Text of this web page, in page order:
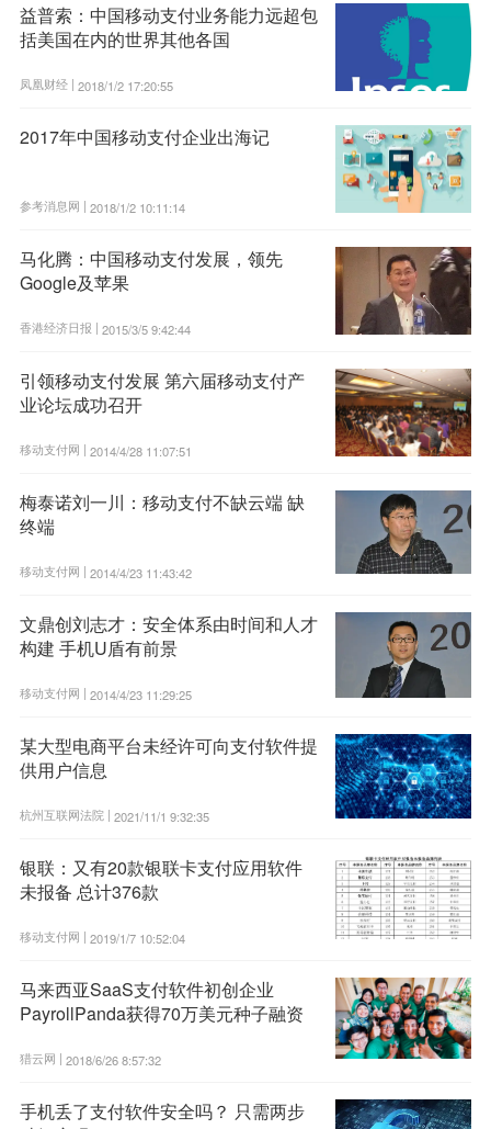
益普索：中国移动支付业务能力远超包
括美国在内的世界其他各国
凤凰财经 | 2018/1/2 17:20:55
2017年中国移动支付企业出海记
参考消息网 | 2018/1/2 10:11:14
马化腾：中国移动支付发展，领先
Google及苹果
香港经济日报 | 2015/3/5 9:42:44
引领移动支付发展 第六届移动支付产
业论坛成功召开
移动支付网 | 2014/4/28 11:07:51
梅泰诺刘一川：移动支付不缺云端 缺
终端
移动支付网 | 2014/4/23 11:43:42
文鼎创刘志才：安全体系由时间和人才
构建 手机U盾有前景
移动支付网 | 2014/4/23 11:29:25
某大型电商平台未经许可向支付软件提
供用户信息
杭州互联网法院 | 2021/11/1 9:32:35
银联：又有20款银联卡支付应用软件
未报备 总计376款
移动支付网 | 2019/1/7 10:52:04
马来西亚SaaS支付软件初创企业
PayrollPanda获得70万美元种子融资
猎云网 | 2018/6/26 8:57:32
手机丢了支付软件安全吗？ 只需两步